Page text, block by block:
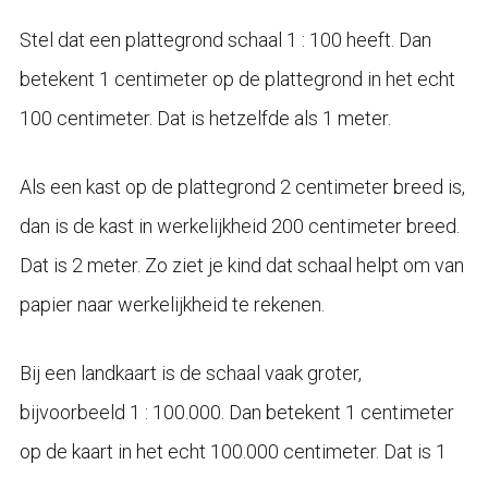
Stel dat een plattegrond schaal 1 : 100 heeft. Dan
betekent 1 centimeter op de plattegrond in het echt
100 centimeter. Dat is hetzelfde als 1 meter.
Als een kast op de plattegrond 2 centimeter breed is,
dan is de kast in werkelijkheid 200 centimeter breed.
Dat is 2 meter. Zo ziet je kind dat schaal helpt om van
papier naar werkelijkheid te rekenen.
Bij een landkaart is de schaal vaak groter,
bijvoorbeeld 1 : 100.000. Dan betekent 1 centimeter
op de kaart in het echt 100.000 centimeter. Dat is 1